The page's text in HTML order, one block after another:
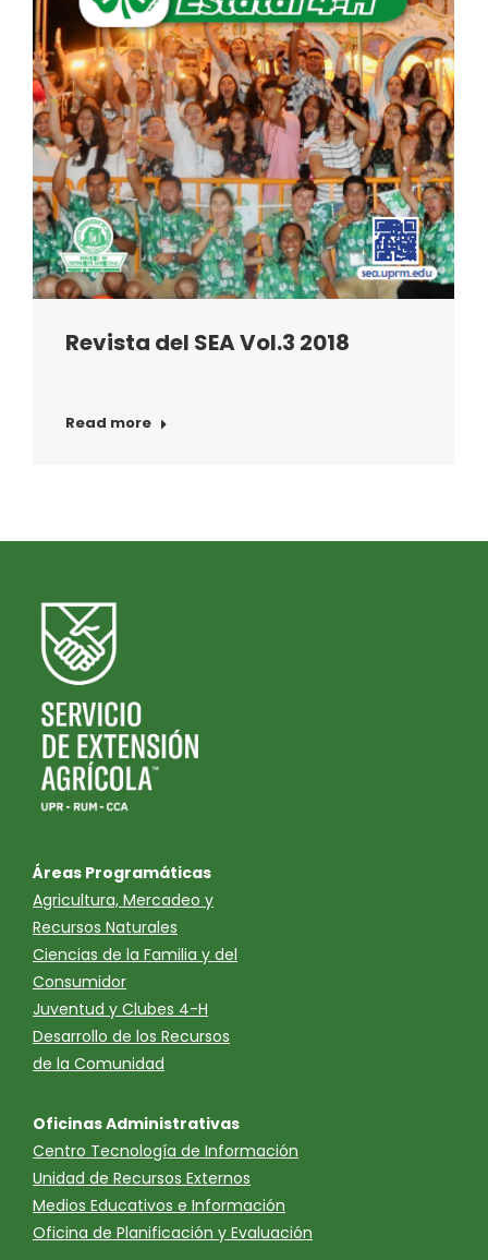
Revista del SEA Vol.3 2018
Read more
Áreas Programáticas
Agricultura, Mercadeo y
Recursos Naturales
Ciencias de la Familia y del
Consumidor
Juventud y Clubes 4-H
Desarrollo de los Recursos
de la Comunidad
Oficinas Administrativas
Centro Tecnología de Información
Unidad de Recursos Externos
Medios Educativos e Información
Oficina de Planificación y Evaluación